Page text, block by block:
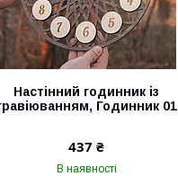
Настінний годинник із
Годинник 01
437 ₴
В наявності